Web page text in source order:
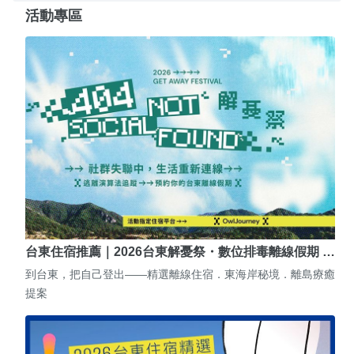
活動專區
台東住宿推薦｜2026台東解憂祭・數位排毒離線假期 …
到台東，把自己登出——精選離線住宿．東海岸秘境．離島療癒
提案